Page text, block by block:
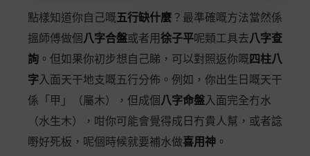
點樣知道你自己嘅五行缺什麼 ？最準確嘅方法當然係
搵師傅做個 八字合盤或者用徐子平呢類工具去八字查
詢 。但如果你初步想自己睇，可以對照返你嘅 四柱八
字入面天干地支嘅五行分佈。例如，你出生日嘅天干
係「甲」（屬木），但成個 八字命盤入面完全冇水
（水生木），咁你可能會覺得成日冇貴人幫，或者諗
嘢好死板，呢個時候就要補水做喜用神 。